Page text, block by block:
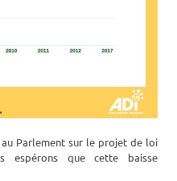
Parlement sur le projet de loi
espérons que cette baisse